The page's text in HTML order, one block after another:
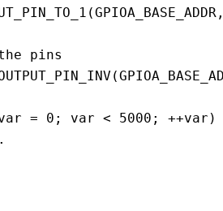
(GPIOA_BASE_ADDR
pins
(
= 0 ; var < 5000 ; ++var )
.